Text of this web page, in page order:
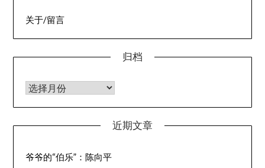
关于/留言
归档
归档
近期文章
爷爷的“伯乐”：陈向平